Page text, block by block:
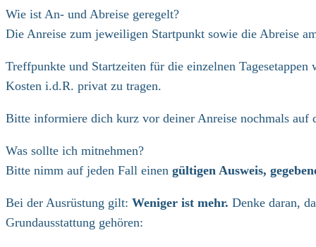
Wie ist An- und Abreise geregelt?
Die Anreise zum jeweiligen Startpunkt sowie die Abreise
Treffpunkte und Startzeiten für die einzelnen
Kosten i.d.R. privat zu tragen.
Bitte informiere dich kurz vor deiner Anreise nochmals
Was sollte ich mitnehmen?
Bitte nimm auf jeden Fall einen gültigen Ausweis,
Bei der Ausrüstung gilt: Weniger ist mehr. Denke daran,
Grundausstattung gehören: